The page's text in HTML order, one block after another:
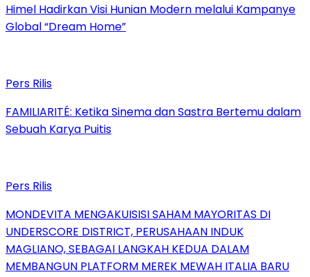
Himel Hadirkan Visi Hunian Modern melalui Kampanye
Global “Dream Home”
Pers Rilis
FAMILIARITÉ: Ketika Sinema dan Sastra Bertemu dalam
Sebuah Karya Puitis
Pers Rilis
MONDEVITA MENGAKUISISI SAHAM MAYORITAS DI
UNDERSCORE DISTRICT, PERUSAHAAN INDUK
MAGLIANO, SEBAGAI LANGKAH KEDUA DALAM
MEMBANGUN PLATFORM MEREK MEWAH ITALIA BARU